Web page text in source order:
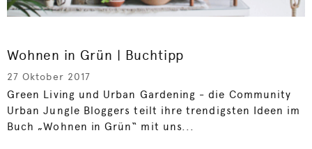
Wohnen in Grün | Buchtipp
27 Oktober 2017
Green Living und Urban Gardening - die Community
Urban Jungle Bloggers teilt ihre trendigsten Ideen im
Buch „Wohnen in Grün“ mit uns...